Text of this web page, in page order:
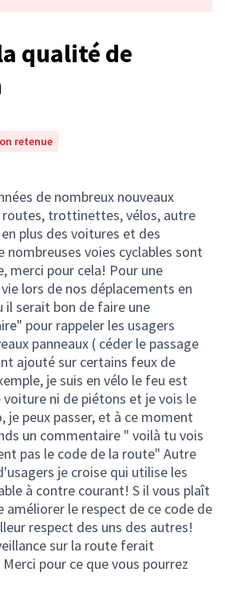
qualité de
retenue
de nombreux nouveaux
routes, trottinettes, vélos, autre
plus des voitures et des
nombreuses voies cyclables sont
merci pour cela! Pour une
lors de nos déplacements en
il serait bon de faire une
pour rappeler les usagers
panneaux ( céder le passage
ajouté sur certains feux de
je suis en vélo le feu est
voiture ni de piétons et je vois le
je peux passer, et à ce moment
un commentaire " voilà tu vois
pas le code de la route" Autre
je croise qui utilise les
à contre courant! S il vous plaît
améliorer le respect de ce code de
respect des uns des autres!
sur la route ferait
pour ce que vous pourrez